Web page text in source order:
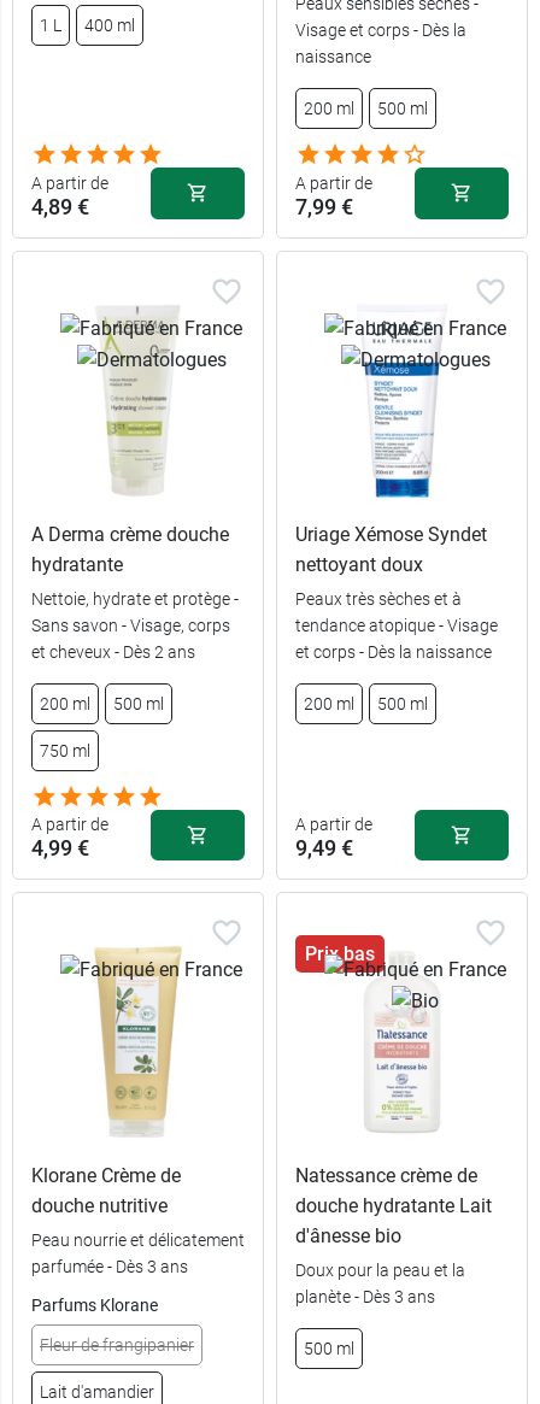
200 ml 5,49 € 400 ml 4,89 €
1 L 7,99 €
1 L 400 ml
A partir de
4,89 €
1 L 7,99 €
400 ml
Visage et corps - Dès la
naissance
200 ml 500 ml
A partir de
7,99 €
200 ml 7,99 €
A Derma crème douche
hydratante
Nettoie, hydrate et protège -
Sans savon - Visage, corps
et cheveux - Dès 2 ans
200 ml 500 ml
750 ml
A partir de
4,99 €
500 ml 7,99 €
Uriage Xémose Syndet
nettoyant doux
Peaux très sèches et à
tendance atopique - Visage
et corps - Dès la naissance
200 ml 500 ml
A partir de
9,49 €
200 ml
Klorane Crème de
douche nutritive
Peau nourrie et délicatement
parfumée - Dès 3 ans
Parfums Klorane
Fleur de frangipanier
Lait d'amandier
Prix bas
Natessance crème de
douche hydratante Lait
d'ânesse bio
Doux pour la peau et la
planète - Dès 3 ans
500 ml